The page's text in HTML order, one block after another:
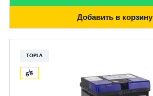
Добавить в корзину
TOPLA